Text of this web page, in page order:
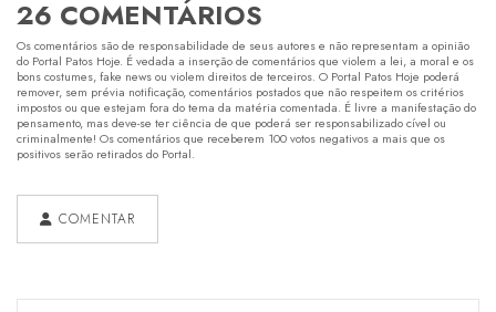
26 COMENTÁRIOS
Os comentários são de responsabilidade de seus autores e não representam a opinião
do Portal Patos Hoje. É vedada a inserção de comentários que violem a lei, a moral e os
bons costumes, fake news ou violem direitos de terceiros. O Portal Patos Hoje poderá
remover, sem prévia notificação, comentários postados que não respeitem os critérios
impostos ou que estejam fora do tema da matéria comentada. É livre a manifestação do
pensamento, mas deve-se ter ciência de que poderá ser responsabilizado cível ou
criminalmente! Os comentários que receberem 100 votos negativos a mais que os
positivos serão retirados do Portal.
COMENTAR